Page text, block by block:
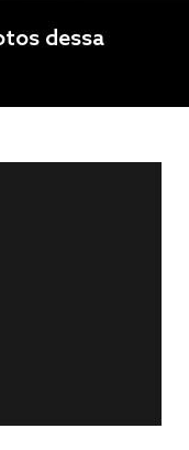
dessa